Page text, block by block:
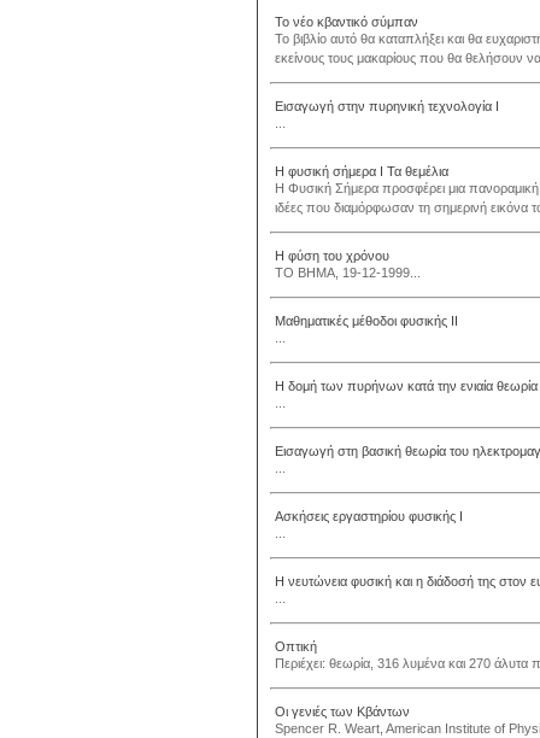
Το νέο κβαντικό σύμπαν
Το βιβλίο αυτό θα καταπλήξει και θα
εκείνους τους μακαρίους που θα θελήσουν
Εισαγωγή στην πυρηνική τεχνολογία Ι
Η φυσική σήμερα Ι Τα θεμέλια
Η Φυσική Σήμερα προσφέρει μια
ιδέες που διαμόρφωσαν τη σημερινή εικόνα
Η φύση του χρόνου
ΤΟ ΒΗΜΑ, 19-12-1999...
Μαθηματικές μέθοδοι φυσικής ΙΙ
Η δομή των πυρήνων κατά την ενιαία
Εισαγωγή στη βασική θεωρία του
Ασκήσεις εργαστηρίου φυσικής Ι
Η νευτώνεια φυσική και η διάδοσή της στον
Οπτική
Περιέχει: θεωρία, 316 λυμένα και 270 άλυτα
Οι γενιές των Κβάντων
Spencer R. Weart, American Institute of